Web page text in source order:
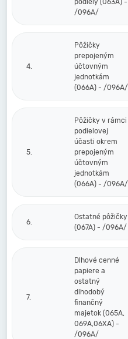
podiely (063A) -
/096A/
4.
Pôžičky
prepojeným
účtovným
jednotkám
(066A) - /096A/
5.
Pôžičky v rámci
podielovej
účasti okrem
prepojeným
účtovným
jednotkám
(066A) - /096A/
6.
Ostatné pôžičky
(067A) - /096A/
7.
Dlhové cenné
papiere a
ostatný
dlhodobý
finančný
majetok (065A,
069A,06XA) -
/096A/